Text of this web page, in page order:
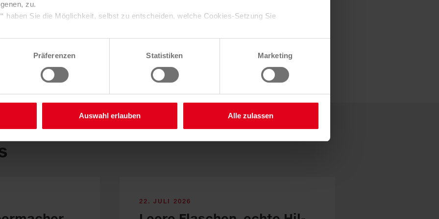
zu.
haben Sie die Möglichkeit, selbst zu entscheiden, welche Cookies-Setzung Sie
über Consent Button in der linken unteren Ecke die gesetzte Zustimmung jederzeit
verändern.
Präferenzen Statistiken Marketing
Auswahl erlauben Alle zulassen
bei Saubermacher
22. JULI 2026